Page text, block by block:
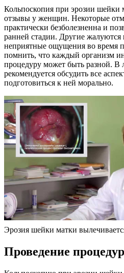
Кольпоскопия при эрозии шейки
отзывы у женщин. Некоторые
практически безболезненна и
ранней стадии. Другие жалуются
неприятные ощущения во время
помнить, что каждый организм
процедуру может быть разной. В
рекомендуется обсудить все
подготовиться к ней морально.
Эрозия шейки матки
Проведение